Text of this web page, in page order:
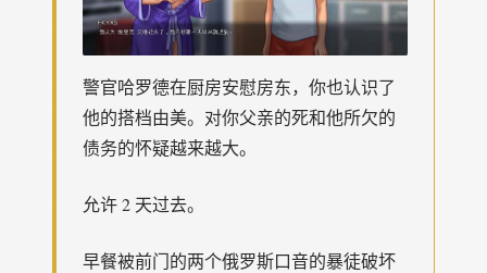
警官哈罗德在厨房安慰房东，你也认识了
他的搭档由美。对你父亲的死和他所欠的
债务的怀疑越来越大。
允许 2 天过去。
早餐被前门的两个俄罗斯口音的暴徒破坏